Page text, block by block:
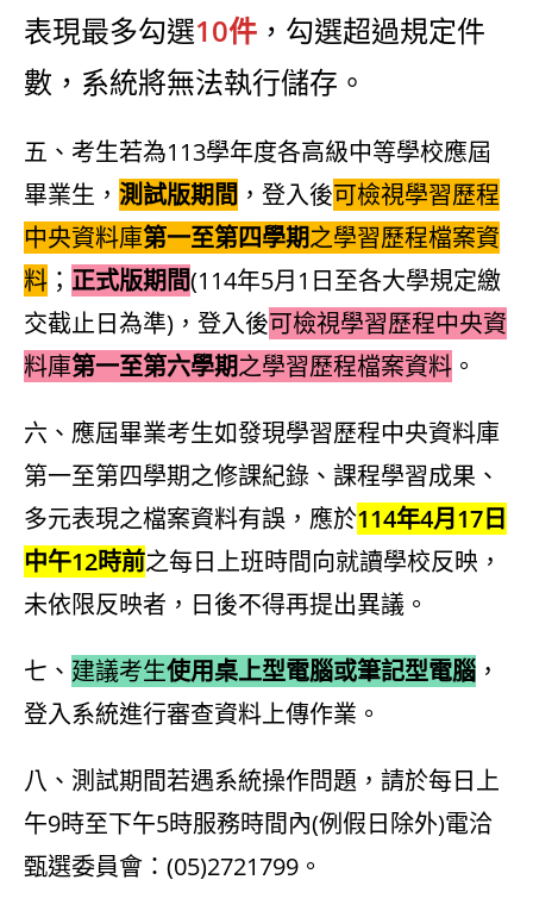
表現最多勾選10件 ，勾選超過規定件
數，系統將無法執行儲存。
五、考生若為113學年度各高級中等學校應屆
畢業生， 測試版期間 ，登入後可檢視學習歷程
中央資料庫第一至第四學期之學習歷程檔案資
料 ； 正式版期間(114年5月1日至各大學規定繳
交截止日為準)，登入後可檢視學習歷程中央資
料庫第一至第六學期之學習歷程檔案資料 。
六、應屆畢業考生如發現學習歷程中央資料庫
第一至第四學期之修課紀錄、課程學習成果、
多元表現之檔案資料有誤，應於114年4月17日
中午12時前之每日上班時間向就讀學校反映，
未依限反映者，日後不得再提出異議。
七、 建議考生使用桌上型電腦或筆記型電腦 ，
登入系統進行審查資料上傳作業。
八、測試期間若遇系統操作問題，請於每日上
午9時至下午5時服務時間內(例假日除外)電洽
甄選委員會：(05)2721799。